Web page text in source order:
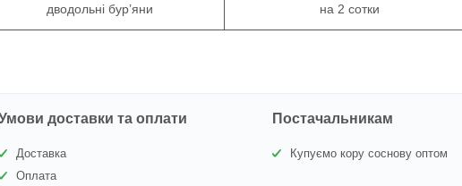
дводольні бур’яни
на 2 сотки
доставки та оплати
Доставка
Оплата
Постачальникам
Купуємо кору соснову оптом